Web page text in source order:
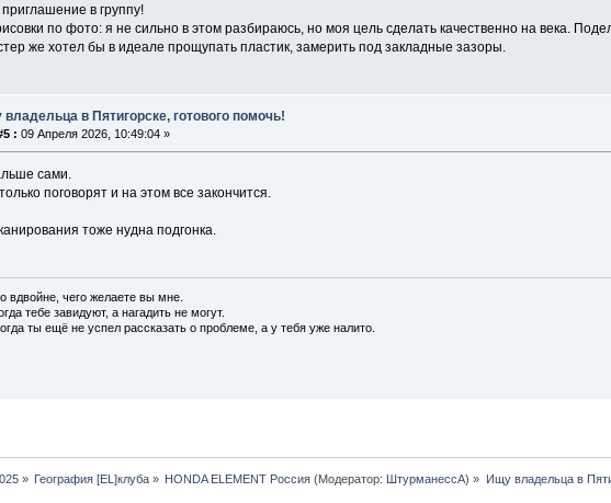
в группу!
по фото: я не сильно в этом разбираюсь, но моя цель сделать качественно на века.
же хотел бы в идеале прощупать пластик, замерить под закладные зазоры.
в Пятигорске, готового помочь!
: 09 Апреля 2026, 10:49:04 »
сами.
поговорят и на этом все закончится.
тоже нудна подгонка.
вдвойне, чего желаете вы мне.
тебе завидуют, а нагадить не могут.
ты ещё не успел рассказать о проблеме, а у тебя уже налито.
» География [EL]клуба » HONDA ELEMENT Россия (Модератор: ШтурманессА) » Ищу владельца в